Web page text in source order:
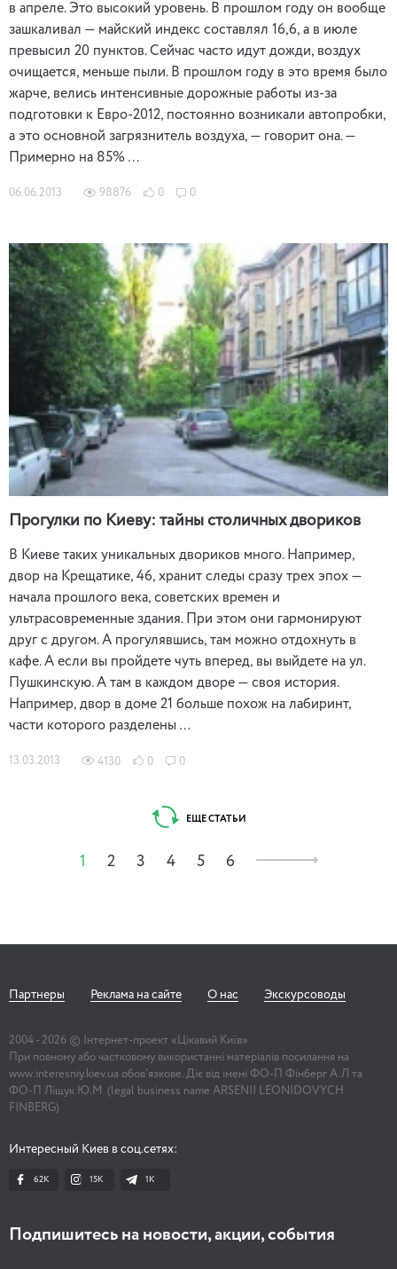
в апреле. Это высокий уровень. В прошлом году он вообще
зашкаливал — майский индекс составлял 16,6, а в июле
превысил 20 пунктов. Сейчас часто идут дожди, воздух
очищается, меньше пыли. В прошлом году в это время было
жарче, велись интенсивные дорожные работы из-за
подготовки к Евро-2012, постоянно возникали автопробки,
а это основной загрязнитель воздуха, — говорит она. —
Примерно на 85% …
06.06.2013 98876 0 0
Прогулки по Киеву: тайны столичных двориков
В Киеве таких уникальных двориков много. Например,
двор на Крещатике, 46, хранит следы сразу трех эпох —
начала прошлого века, советских времен и
ультрасовременные здания. При этом они гармонируют
друг с другом. А прогулявшись, там можно отдохнуть в
кафе. А если вы пройдете чуть вперед, вы выйдете на ул.
Пушкинскую. А там в каждом дворе — своя история.
Например, двор в доме 21 больше похож на лабиринт,
части которого разделены …
13.03.2013 4130 0 0
ЕЩЕ СТАТЬИ
1 2 3 4 5 6
Партнеры Реклама на сайте О нас Экскурсоводы
2004 - 2026 © Інтернет-проект «Цікавий Київ»
При повному або частковому використанні матеріалів посилання на
www.interesniy.kiev.ua обов'язкове. Діє від імені ФО-П Фінберг А.Л та
ФО-П Ліщук Ю.М. (legal business name ARSENII LEONIDOVYCH
FINBERG)
Интересный Киев в соц.сетях:
62K 15K 1К
Подпишитесь на новости, акции, события